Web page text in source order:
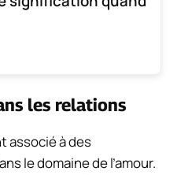
les relations
associé à des
le domaine de l’amour.